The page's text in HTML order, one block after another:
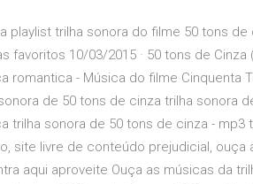
playlist trilha sonora do filme 50 tons
favoritos 10/03/2015 · 50 tons de
romantica - Música do filme Cinquenta
de 50 tons de cinza trilha sonora
trilha sonora de 50 tons de cinza -
site livre de conteúdo prejudicial,
aqui aproveite Ouça as músicas da